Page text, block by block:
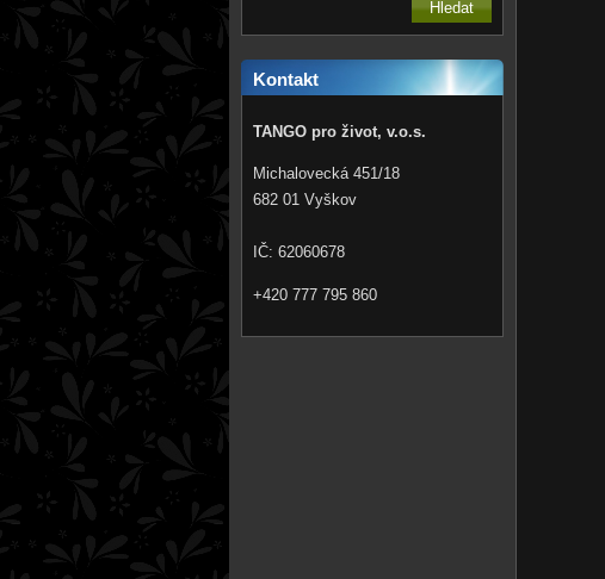
Kontakt
TANGO pro život, v.o.s.
Michalovecká 451/18
682 01 Vyškov
IČ: 62060678
+420 777 795 860